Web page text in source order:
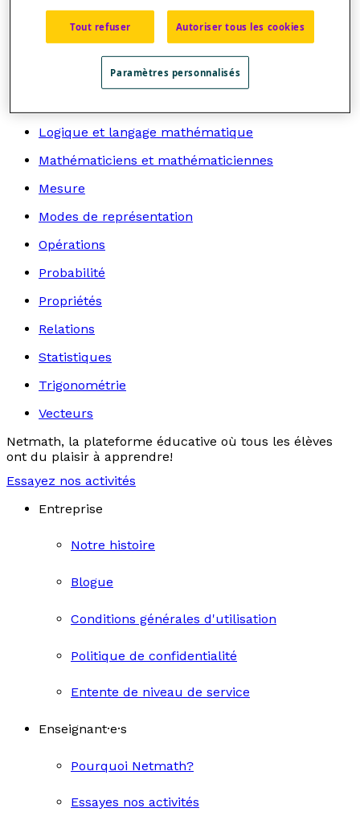
Algèbre
Arithmétique
Logique et langage mathématique
Mathématiciens et mathématiciennes
Mesure
Modes de représentation
Opérations
Probabilité
Propriétés
Relations
Statistiques
Trigonométrie
Vecteurs
Netmath, la plateforme éducative où tous les élèves
ont du plaisir à apprendre!
Essayez nos activités
Entreprise
Notre histoire
Blogue
Conditions générales d'utilisation
Politique de confidentialité
Entente de niveau de service
Enseignant·e·s
Pourquoi Netmath?
Essayes nos activités
Tout refuser Autoriser tous les cookies
Paramètres personnalisés